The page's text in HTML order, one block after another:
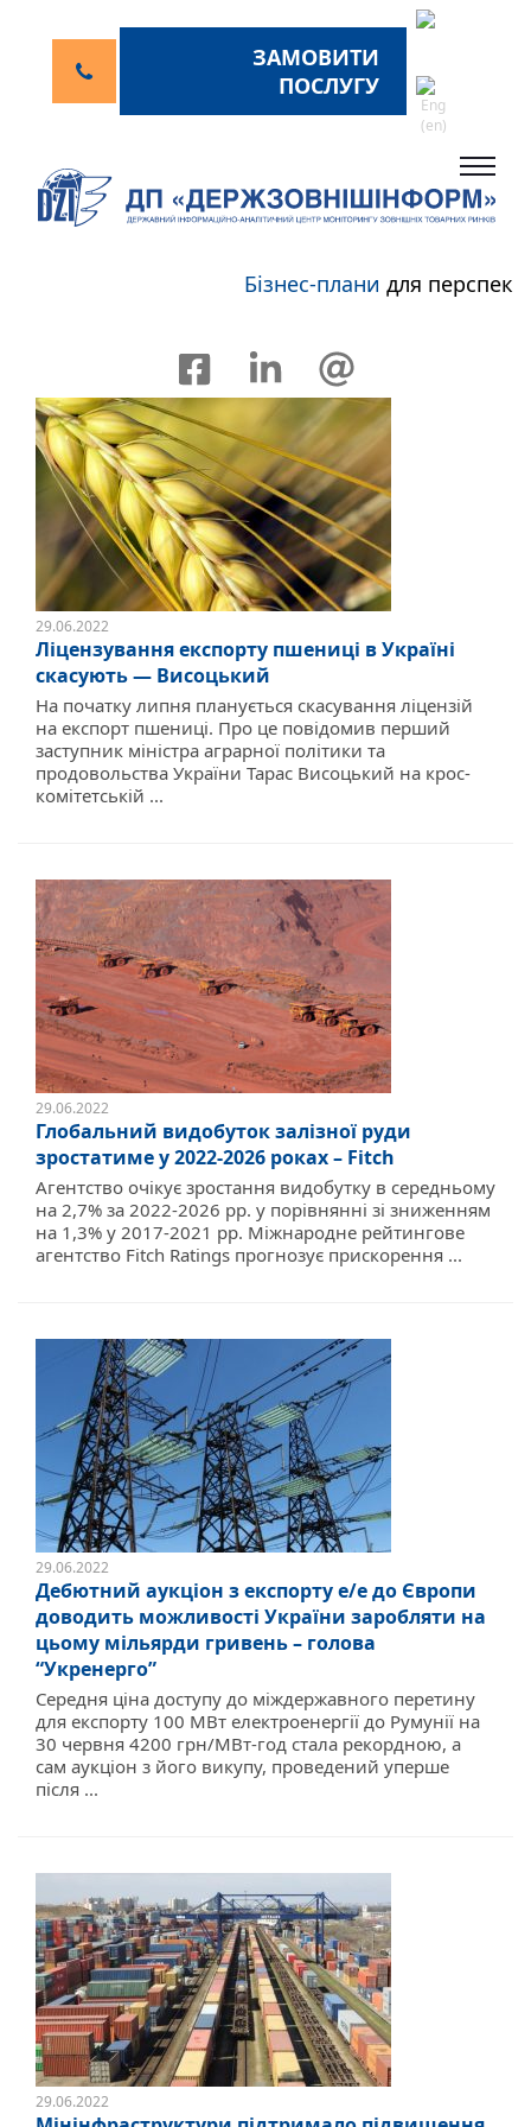
ЗАМОВИТИ
ПОСЛУГУ
Бізнес-планидля
29.06.2022
Ліцензування експорту пшениці в Україні
скасують — Висоцький
На початку липня планується скасування ліцензій
на експорт пшениці. Про це повідомив перший
заступник міністра аграрної політики та
продовольства України Тарас Висоцький на крос-
комітетській ...
29.06.2022
Глобальний видобуток залізної руди
зростатиме у 2022-2026 роках – Fitch
Агентство очікує зростання видобутку в середньому
на 2,7% за 2022-2026 рр. у порівнянні зі зниженням
на 1,3% у 2017-2021 рр. Міжнародне рейтингове
агентство Fitch Ratings прогнозує прискорення ...
29.06.2022
Дебютний аукціон з експорту е/е до Європи
доводить можливості України заробляти на
цьому мільярди гривень – голова
“Укренерго”
Середня ціна доступу до міждержавного перетину
для експорту 100 МВт електроенергії до Румунії на
30 червня 4200 грн/МВт-год стала рекордною, а
сам аукціон з його викупу, проведений уперше
після ...
29.06.2022